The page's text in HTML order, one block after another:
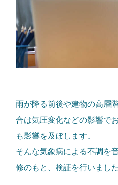
雨が降る前後や建物の高層
合は気圧変化などの影響で
も影響を及ぼします。
そんな気象病による不調を
修のもと、検証を行いました